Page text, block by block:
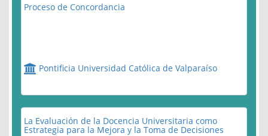
Proceso de Concordancia
Pontificia Universidad Católica de Valparaíso
La Evaluación de la Docencia Universitaria como
Estrategia para la Mejora y la Toma de Decisiones